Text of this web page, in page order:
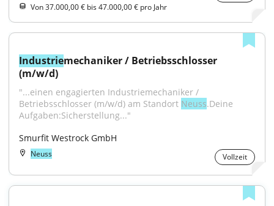
Von 37.000,00 € bis 47.000,00 € pro Jahr
Industriemechaniker / Betriebsschlosser
(m/w/d)
"...einen engagierten Industriemechaniker /
Betriebsschlosser (m/w/d) am Standort Neuss.Deine
Aufgaben:Sicherstellung..."
Smurfit Westrock GmbH
Neuss Vollzeit